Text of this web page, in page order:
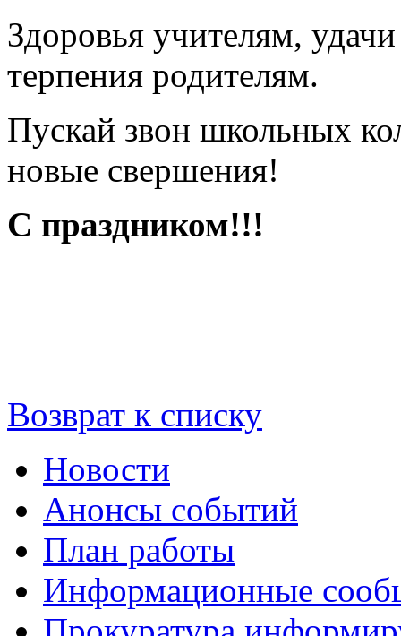
Здоровья учителям,
терпения родителям.
Пускай звон школьных
новые свершения!
С праздником!!!
Возврат к списку
Новости
Анонсы событий
План работы
Информационные